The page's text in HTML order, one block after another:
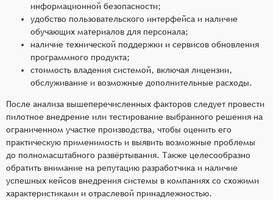
информационной безопасности;
удобство пользовательского интерфейса и наличие
обучающих материалов для персонала;
наличие технической поддержки и сервисов обновления
программного продукта;
стоимость владения системой, включая лицензии,
обслуживание и возможные дополнительные расходы.
После анализа вышеперечисленных факторов следует провести
пилотное внедрение или тестирование выбранного решения на
ограниченном участке производства, чтобы оценить его
практическую применимость и выявить возможные проблемы
до полномасштабного развёртывания. Также целесообразно
обратить внимание на репутацию разработчика и наличие
успешных кейсов внедрения системы в компаниях со схожими
характеристиками и отраслевой принадлежностью.